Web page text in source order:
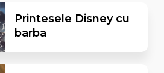
Printesele Disney cu
barba